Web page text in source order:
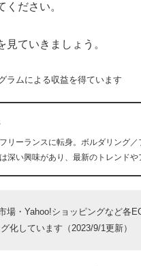
ください。
ていきましょう。
ラムによる収益を得ています
リーランスに転身。ボルダリング
深い興味があり、最新のトレンド
・Yahoo!ショッピングなど各
化しています（2023/9/1更新）